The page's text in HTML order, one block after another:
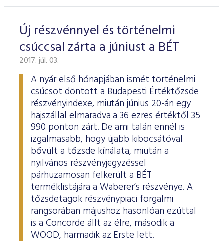
Új részvénnyel és történelmi
csúccsal zárta a júniust a BÉT
2017. júl. 03.
A nyár első hónapjában ismét történelmi
csúcsot döntött a Budapesti Értéktőzsde
részvényindexe, miután június 20-án egy
hajszállal elmaradva a 36 ezres értéktől 35
990 ponton zárt. De ami talán ennél is
izgalmasabb, hogy újabb kibocsátóval
bővült a tőzsde kínálata, miután a
nyilvános részvényjegyzéssel
párhuzamosan felkerült a BÉT
terméklistájára a Waberer’s részvénye. A
tőzsdetagok részvénypiaci forgalmi
rangsorában májushoz hasonlóan ezúttal
is a Concorde állt az élre, második a
WOOD, harmadik az Erste lett.